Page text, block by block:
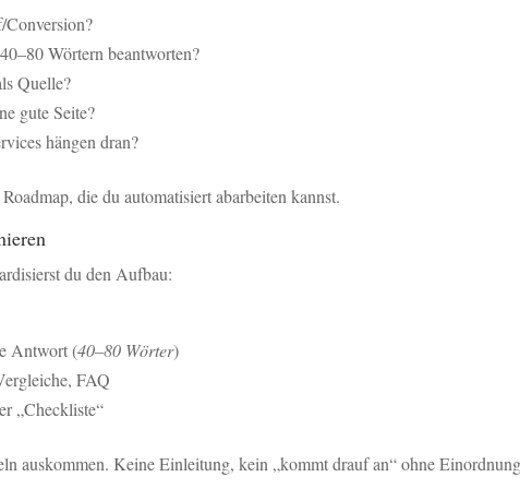
Wörtern beantworten?
Quelle?
gute Seite?
hängen dran?
die du automatisiert abarbeiten kannst.
du den Aufbau:
Antwort (40–80 Wörter)
FAQ
„Checkliste“
auskommen. Keine Einleitung, kein „kommt drauf an“ ohne